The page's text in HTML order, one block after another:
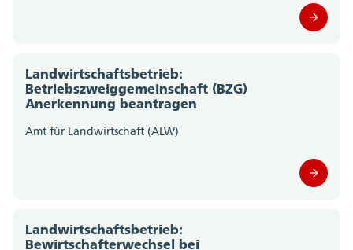
Motorfahrzeugkontrolle (0)
Polizei Kanton Solothurn (0)
Staatskanzlei (0)
Landwirtschaftsbetrieb:
Betriebszweiggemeinschaft (BZG)
Anerkennung beantragen
Amt für Landwirtschaft (ALW)
Landwirtschaftsbetrieb:
Bewirtschafterwechsel bei